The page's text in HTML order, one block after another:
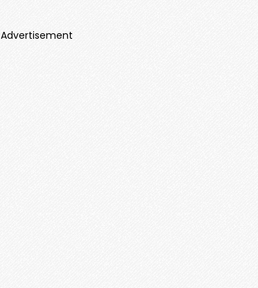
Advertisement